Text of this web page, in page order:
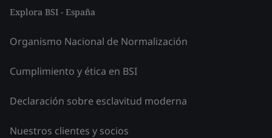
Explora BSI - España
Organismo Nacional de Normalización
Cumplimiento y ética en BSI
Declaración sobre esclavitud moderna
Nuestros clientes y socios